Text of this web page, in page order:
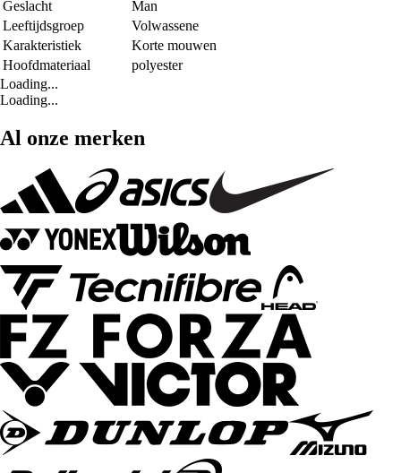
Geslacht
Man
Leeftijdsgroep
Volwassene
Karakteristiek
Korte mouwen
Hoofdmateriaal
polyester
Loading...
Loading...
Al onze merken